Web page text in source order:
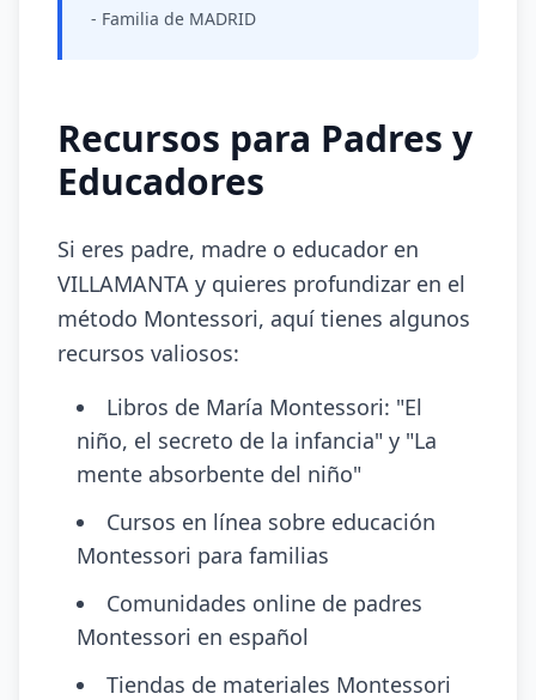
- Familia de MADRID
Recursos para Padres y
Educadores
Si eres padre, madre o educador en
VILLAMANTA y quieres profundizar en el
método Montessori, aquí tienes algunos
recursos valiosos:
Libros de María Montessori: "El
niño, el secreto de la infancia" y "La
mente absorbente del niño"
Cursos en línea sobre educación
Montessori para familias
Comunidades online de padres
Montessori en español
Tiendas de materiales Montessori